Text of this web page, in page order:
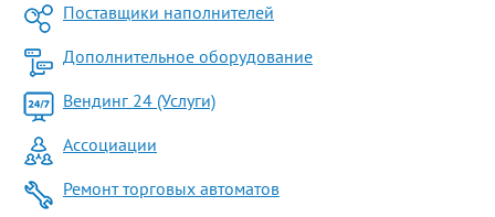
Поставщики наполнителей
Дополнительное оборудование
Вендинг 24 (Услуги)
Ассоциации
Ремонт торговых автоматов